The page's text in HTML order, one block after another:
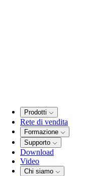
Prodotti
Rete di vendita
Formazione
Supporto
Download
Video
Chi siamo